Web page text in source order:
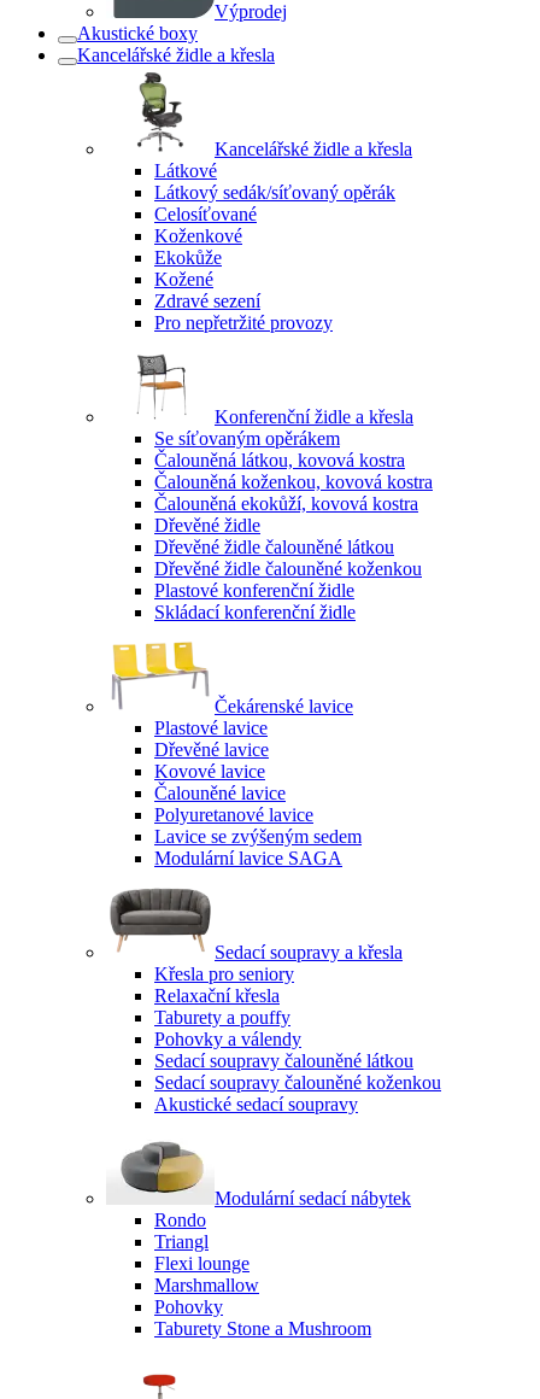
Výprodej
Akustické boxy
Kancelářské židle a křesla
Kancelářské židle a křesla
Látkové
Látkový sedák/síťovaný opěrák
Celosíťované
Koženkové
Ekokůže
Kožené
Zdravé sezení
Pro nepřetržité provozy
Konferenční židle a křesla
Se síťovaným opěrákem
Čalouněná látkou, kovová kostra
Čalouněná koženkou, kovová kostra
Čalouněná ekokůží, kovová kostra
Dřevěné židle
Dřevěné židle čalouněné látkou
Dřevěné židle čalouněné koženkou
Plastové konferenční židle
Skládací konferenční židle
Čekárenské lavice
Plastové lavice
Dřevěné lavice
Kovové lavice
Čalouněné lavice
Polyuretanové lavice
Lavice se zvýšeným sedem
Modulární lavice SAGA
Sedací soupravy a křesla
Křesla pro seniory
Relaxační křesla
Taburety a pouffy
Pohovky a válendy
Sedací soupravy čalouněné látkou
Sedací soupravy čalouněné koženkou
Akustické sedací soupravy
Modulární sedací nábytek
Rondo
Triangl
Flexi lounge
Marshmallow
Pohovky
Taburety Stone a Mushroom